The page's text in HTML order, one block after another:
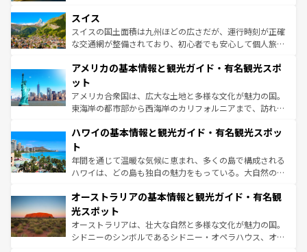
を参照してほしい。
は、お酒好きな人にはぜひ体験してほしい。 なお、新着の
ドイツ情報はコンテンツ一覧を参照してほしい。
リアごとに異なる魅力がある。また、優雅なアフタヌーン
ティー、ビール好きにはたまらない英国パブ、サッカー観
戦など、本場だからこそできる体験も豊富。イギリスを旅
ンツ一覧を参照してほしい。
スイス
スイスの国土面積は九州ほどの広さだが、運行時刻が正確
な交通網が整備されており、初心者でも安心して個人旅行
の建物がそのまま残る町や、スイスならではのユニークな
博物館もあり、アルプス観光だけでなく町歩きも満喫する
ことができる。国民の所得が高いため物価も高いが、旅行
者向けの交通パス提供のサービスもあり、うまく活用すれ
着のスイス情報はコンテンツ一覧を参照してほしい。
アメリカの基本情報と観光ガイド・有名観光スポ
ット
アメリカ合衆国は、広大な土地と多様な文化が魅力の国。
東海岸の都市部から西海岸のカリフォルニアまで、訪れる
のような巨大都市は、観光、ショッピング、エンターテイ
ンメントが詰まった刺激的なスポットだ。一方、アメリカ
西部には大自然が広がり、グランドキャニオンやイエロー
ストーン国立公園といった絶景が堪能できる。さらに、南
文化が魅力。旅行者はアメリカの各地域で異なる魅力を楽
しみながら、その多様性と豊かな歴史を感じることができ
るだろう。車でのロードトリップや列車の旅も、アメリカ
ならではの贅沢な旅のスタイルだ。 なお、新着のアメリカ
情報は コンテンツ一覧 を参照してほしい。
ハワイの基本情報と観光ガイド・有名観光スポッ
ト
年間を通じて温暖な気候に恵まれ、多くの島で構成される
ハワイは、どの島も独自の魅力をもっている。大自然の神
ワイ島は見逃せない。また、定番の観光地といえばオアフ
島だが、静かな自然を求めるならマウイ島やカウアイ島が
おすすめ。エメラルドグリーンに輝く海をはじめ、豊かな
文化や歴史が息づいている。「アロハスピリット」と呼ば
オーストラリアの基本情報と観光ガイド・有名観
光スポット
オーストラリアは、壮大な自然と多様な文化が魅力の国。
シドニーのシンボルであるシドニー・オペラハウス、オー